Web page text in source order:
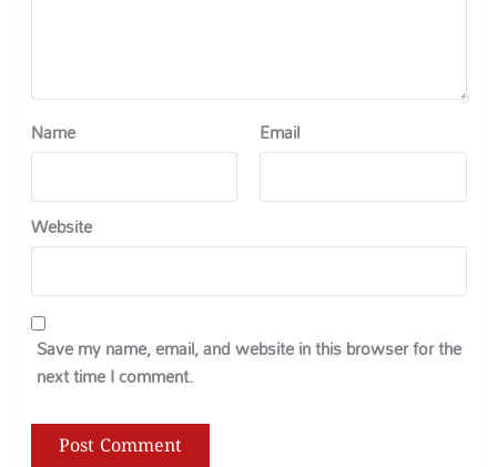
Name Email
Website
Save my name, email, and website in this browser for the
next time I comment.